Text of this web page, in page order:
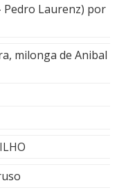
Pedro Laurenz) por
milonga de Anibal